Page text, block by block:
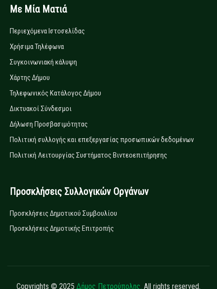
Με Μία Ματιά
Περιεχόμενα Ιστοσελίδας
Χρήσιμα Τηλέφωνα
Συγκοινωνιακή κάλυψη
Χάρτης Δήμου
Τηλεφωνικός Κατάλογος Δήμου
Δικτυακοί Σύνδεσμοι
Δήλωση Προσβασιμότητας
Πολιτική συλλογής και επεξεργασίας προσωπικών δεδομένων
Πολιτική Λειτουργίας Συστήματος Βιντεοεπιτήρησης
Προσκλήσεις Συλλογικών Οργάνων
Προσκλήσεις Δημοτικού Συμβουλίου
Προσκλήσεις Δημοτικής Επιτροπής
Copyrights © 2025 Δήμος Πετρούπολης. All rights reserved.